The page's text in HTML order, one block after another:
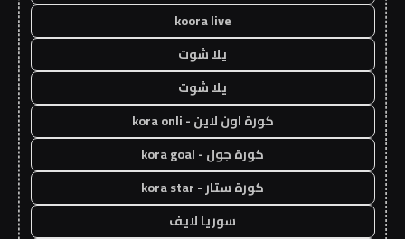
koora live
يلا شوت
يلا شوت
كورة اون لاين - kora onli
كورة جول - kora goal
كورة ستار - kora star
سوريا لايف